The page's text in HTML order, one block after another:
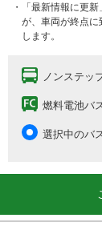
・「最新情報に更
が、車両が終点
します。
ノンステッ
燃料電池バ
選択中のバ